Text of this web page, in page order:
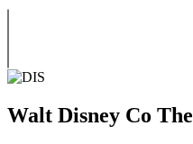
Walt Disney Co The